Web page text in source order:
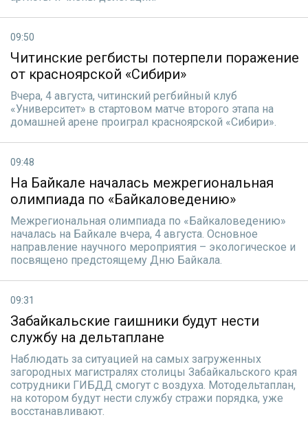
09:50
Читинские регбисты потерпели поражение
от красноярской «Сибири»
Вчера, 4 августа, читинский регбийный клуб
«Университет» в стартовом матче второго этапа на
домашней арене проиграл красноярской «Сибири».
09:48
На Байкале началась межрегиональная
олимпиада по «Байкаловедению»
Межрегиональная олимпиада по «Байкаловедению»
началась на Байкале вчера, 4 августа. Основное
направление научного мероприятия – экологическое и
посвящено предстоящему Дню Байкала.
09:31
Забайкальские гаишники будут нести
службу на дельтаплане
Наблюдать за ситуацией на самых загруженных
загородных магистралях столицы Забайкальского края
сотрудники ГИБДД смогут с воздуха. Мотодельтаплан,
на котором будут нести службу стражи порядка, уже
восстанавливают.